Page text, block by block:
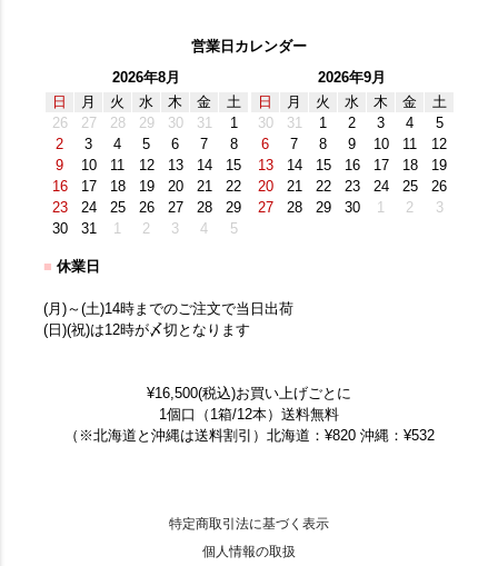
営業日カレンダー
2026年8月
日
月 火 水 木 金
土
26
27 28 29 30 31
1
2
3 4 5 6 7
8
9
10 11 12 13 14
15
16
17 18 19 20 21
22
23
24 25 26 27 28
29
30
31 1 2 3 4 5
2026年9月
日
月 火 水 木 金
土
30
31 1 2 3 4
5
6
7 8 9 10 11
12
13
14 15 16 17 18
19
20
21 22 23 24 25
26
27
28 29 30 1 2 3
■ 休業日
(月)～(土)14時までのご注文で当日出荷
(日)(祝)は12時が〆切となります
¥16,500(税込)お買い上げごとに
1個口（1箱/12本）送料無料
（※北海道と沖縄は送料割引）北海道：¥820 沖縄：¥532
特定商取引法に基づく表示
個人情報の取扱